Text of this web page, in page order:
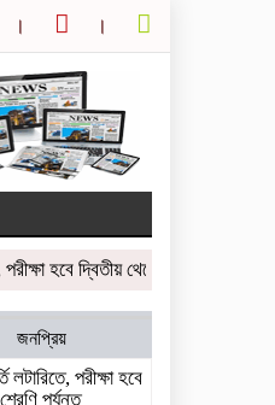
হবে দ্বিতীয় থেকে নবম শ্রেণি পর্যন্ত
জনপ্রিয়
লটারিতে, পরীক্ষা হবে
পর্যন্ত